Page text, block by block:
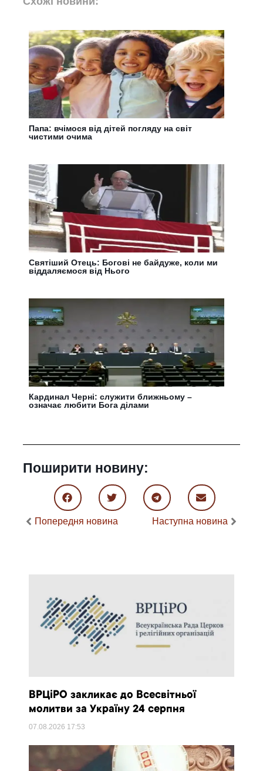
Папа: вчімося від дітей погляду на світ
чистими очима
Святіший Отець: Богові не байдуже, коли ми
віддаляємося від Нього
Кардинал Черні: служити ближньому –
означає любити Бога ділами
Поширити новину:
Попередня новина Наступна новина
ВРЦіРО закликає до Всесвітньої
молитви за Україну 24 серпня
07.08.2026 17:53